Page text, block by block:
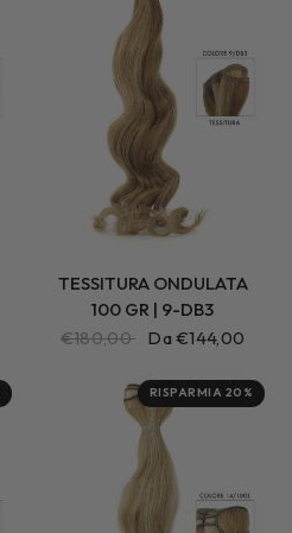
TESSITURA ONDULATA
100 GR | 9-DB3
€180,00 Da €144,00
RISPARMIA 20%